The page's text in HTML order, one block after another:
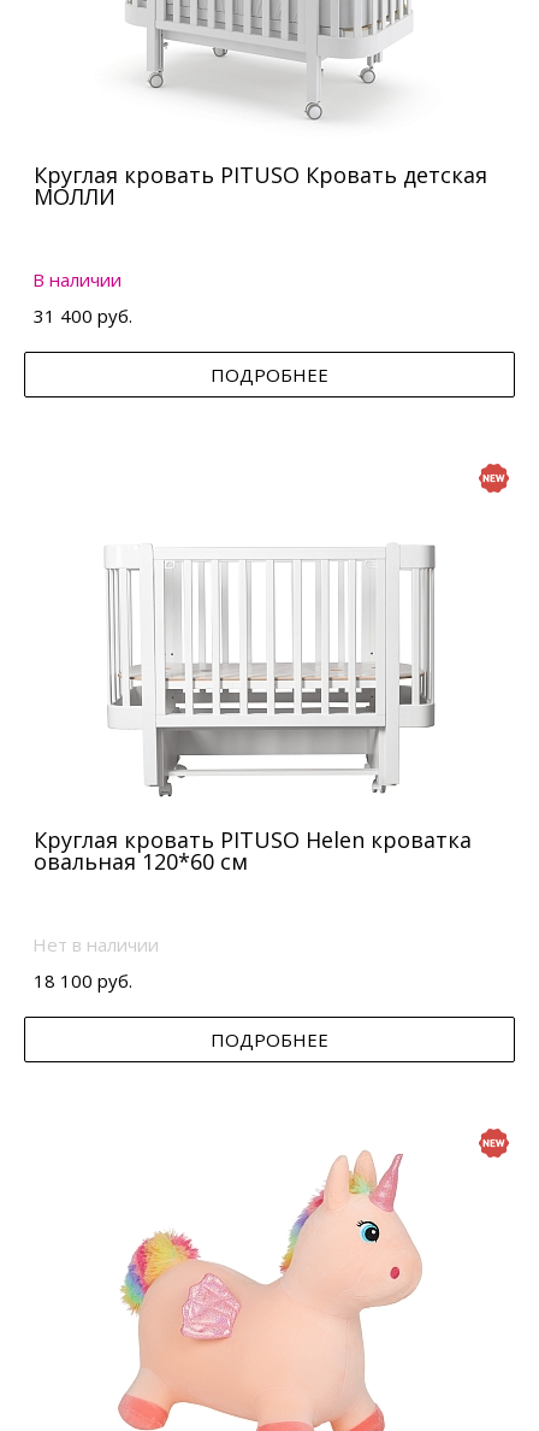
Круглая кровать PITUSO Кровать детская
МОЛЛИ
В наличии
31 400 руб.
ПОДРОБНЕЕ
Круглая кровать PITUSO Helen кроватка
овальная 120*60 см
Нет в наличии
18 100 руб.
ПОДРОБНЕЕ